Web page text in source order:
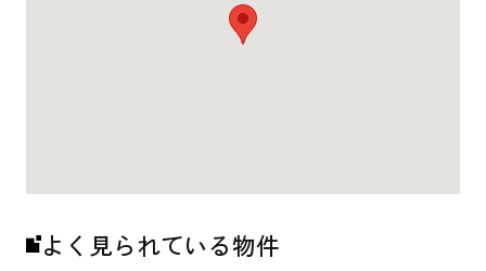
よく見られている物件